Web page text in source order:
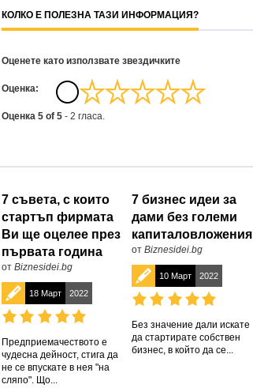
КОЛКО Е ПОЛЕЗНА ТАЗИ ИНФОРМАЦИЯ?
Оценете като използвате звездичките
Oценка:
Оценка 5 of 5 - 2 гласа.
7 съвета, с които
стартъп фирмата
Ви ще оцелее през
първата година
от Biznesidei.bg
18 Март 2022
Предприемачеството е
чудесна дейност, стига да
не се впускате в нея "на
сляпо". Що...
7 бизнес идеи за
дами без големи
капиталовложения
от Biznesidei.bg
10 Март 2022
Без значение дали искате
да стартирате собствен
бизнес, в който да се...